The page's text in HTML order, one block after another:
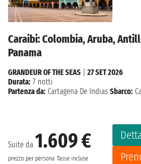
Caraibi: Colombia, Aruba,
Panama
Suite da 1.609 €
prezzo per persona Tasse incluse
GRANDEUR OF THE SEAS
27 SET 2026
Durata: 7 notti
Partenza da: Cartagena De Indias Sbarco: